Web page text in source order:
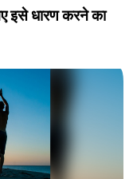
इसे धारण करने का